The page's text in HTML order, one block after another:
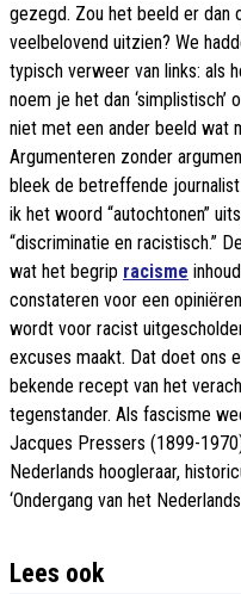
gezegd. Zou het beeld er dan
veelbelovend uitzien? We
typisch verweer van links: als
noem je het dan
niet met een ander beeld wat
Argumenteren zonder
bleek de betreffende
ik het woord “autochtonen”
“discriminatie en racistisch.”
wat het begrip racisme
constateren voor een
wordt voor racist
excuses maakt. Dat doet ons
bekende recept van het
tegenstander. Als fascisme
Jacques Pressers (1899-
Nederlands hoogleraar,
‘Ondergang van het
Lees ook